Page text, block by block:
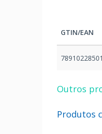
GTIN/EAN
Outros
Produtos